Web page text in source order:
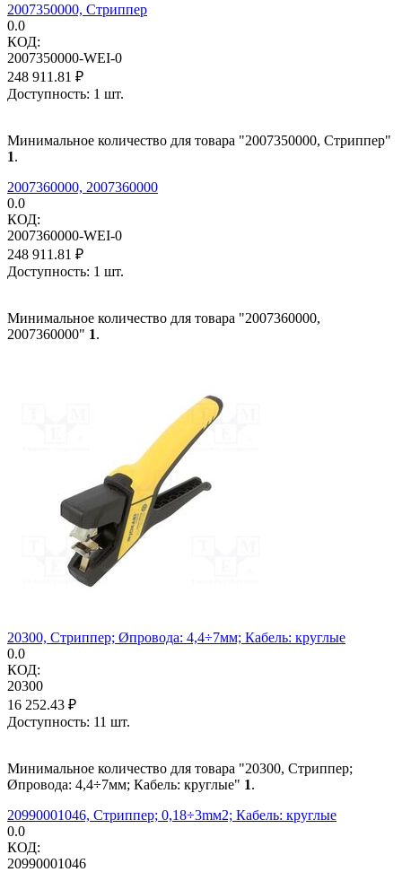
2007350000, Стриппер
0.0
КОД:
2007350000-WEI-0
248 911.81 ₽
Доступность: 1 шт.
Минимальное количество для товара "2007350000, Стриппер"
1.
2007360000, 2007360000
0.0
КОД:
2007360000-WEI-0
248 911.81 ₽
Доступность: 1 шт.
Минимальное количество для товара "2007360000,
2007360000" 1.
20300, Стриппер; Øпровода: 4,4÷7мм; Кабель: круглые
0.0
КОД:
20300
16 252.43 ₽
Доступность: 11 шт.
Минимальное количество для товара "20300, Стриппер;
Øпровода: 4,4÷7мм; Кабель: круглые" 1.
20990001046, Стриппер; 0,18÷3mм2; Кабель: круглые
0.0
КОД:
20990001046